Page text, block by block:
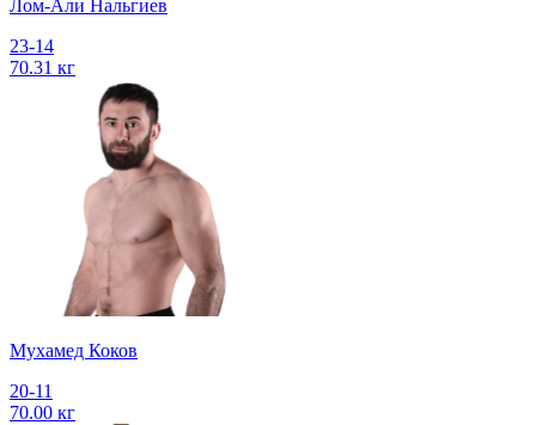
Лом-Али Нальгиев
23-14
70.31 кг
Мухамед Коков
20-11
70.00 кг